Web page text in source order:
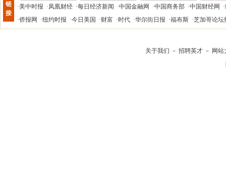
链
接
·美中时报 ·凤凰财经 ·每日经济新闻 ·中国金融网 ·中国商务部 ·中国财经网 ·
·侨报网 ·纽约时报 ·今日美国 ·财富 ·时代 ·华尔街日报 ·福布斯 ·芝加哥论坛
关于我们 － 招聘英才 － 网站